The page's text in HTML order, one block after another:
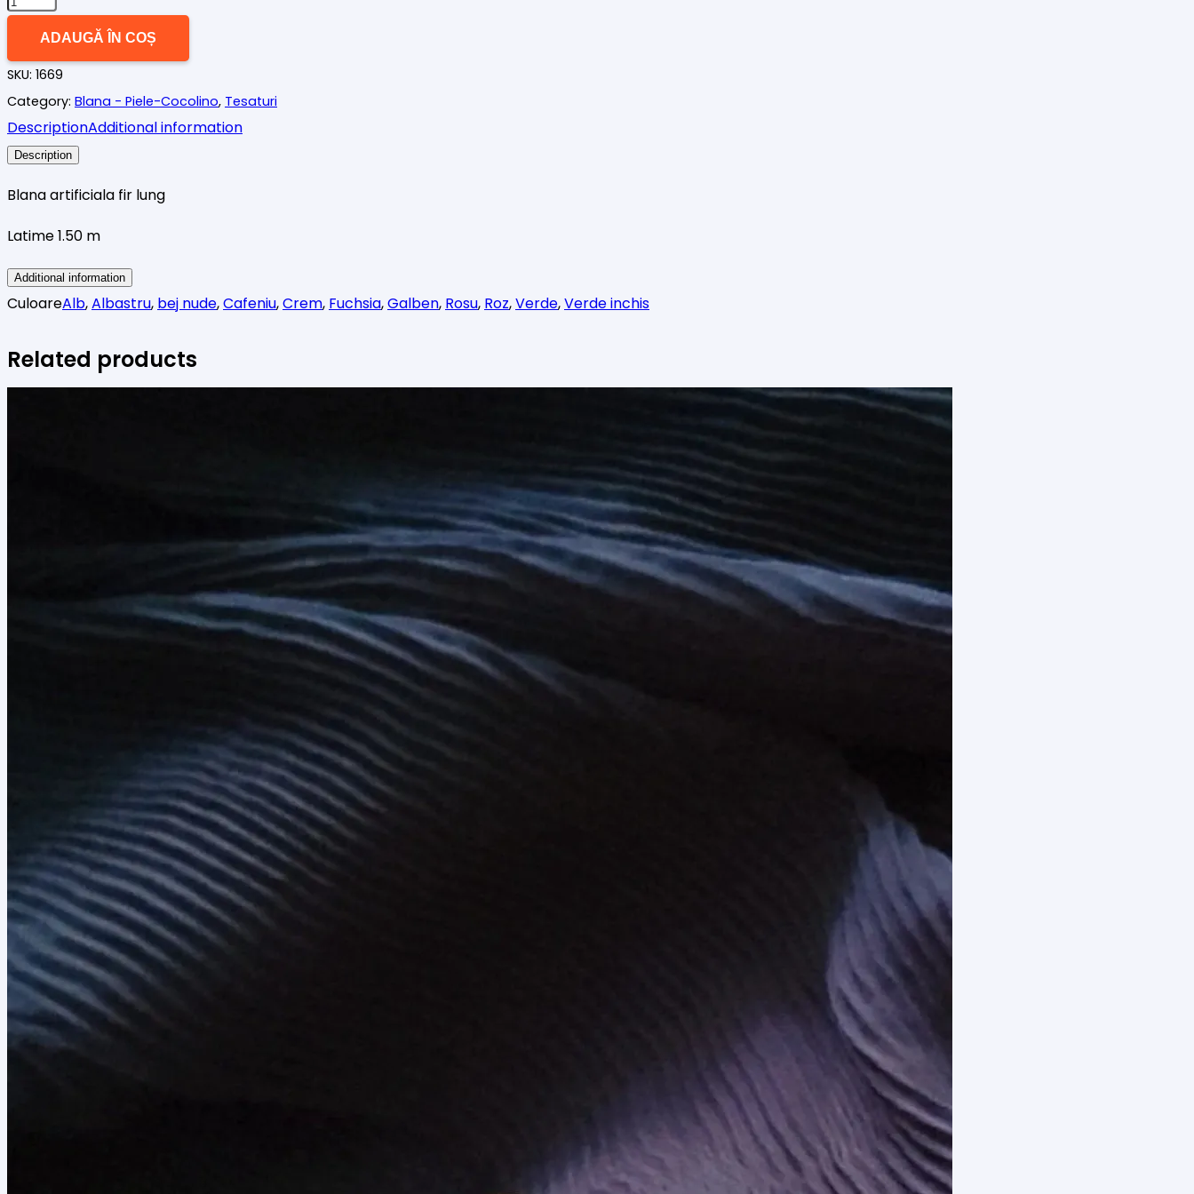
Blana
artificiala
fir
lung
div
culori
ADAUGĂ ÎN COȘ
SKU: 1669
Category: Blana - Piele-Cocolino, Tesaturi
DescriptionAdditional information
Description
Blana artificiala fir lung
Latime 1.50 m
Additional information
CuloareAlb,Albastru, bej nude,Cafeniu,Crem, Fuchsia,Galben, Rosu, Roz,Verde,Verde inchis
Related products